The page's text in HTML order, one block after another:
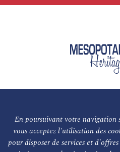
En poursuivant votre navigation
vous acceptez l'utilisation des
pour disposer de services et
L'association